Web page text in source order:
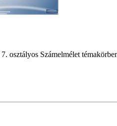
osztályos Számelmélet